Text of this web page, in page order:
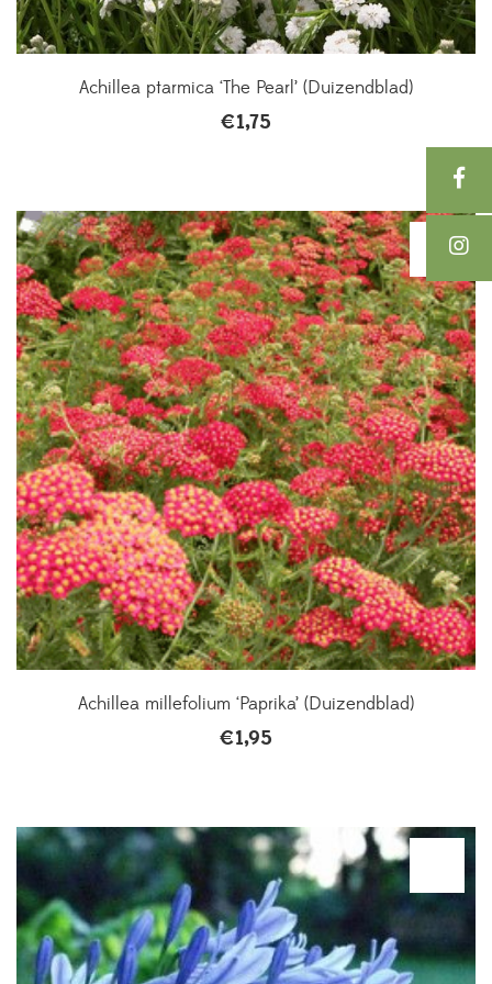
Achillea ptarmica ‘The Pearl’ (Duizendblad)
€1,75
Achillea millefolium ‘Paprika’ (Duizendblad)
€1,95